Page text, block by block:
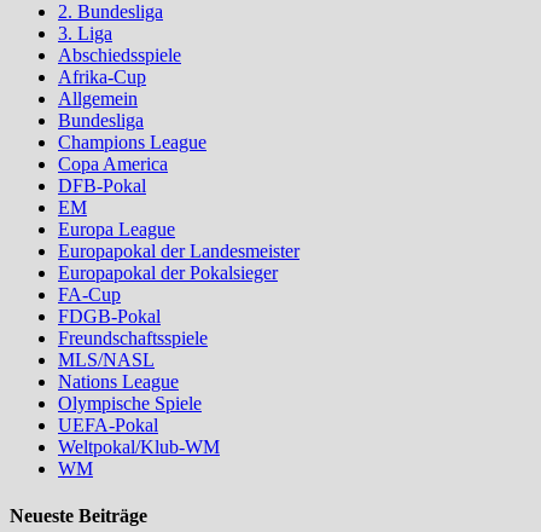
2. Bundesliga
3. Liga
Abschiedsspiele
Afrika-Cup
Allgemein
Bundesliga
Champions League
Copa America
DFB-Pokal
EM
Europa League
Europapokal der Landesmeister
Europapokal der Pokalsieger
FA-Cup
FDGB-Pokal
Freundschaftsspiele
MLS/NASL
Nations League
Olympische Spiele
UEFA-Pokal
Weltpokal/Klub-WM
WM
Neueste Beiträge